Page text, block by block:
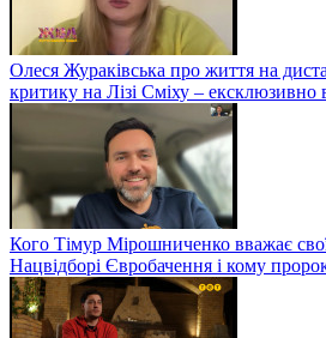
Олеся Жураківська про життя на
критику на Лізі Сміху –
Кого Тімур Мірошниченко вважає
Нацвідборі Євробачення і кому